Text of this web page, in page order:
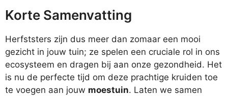
Korte Samenvatting
Herfststers zijn dus meer dan zomaar een mooi
gezicht in jouw tuin; ze spelen een cruciale rol in ons
ecosysteem en dragen bij aan onze gezondheid. Het
is nu de perfecte tijd om deze prachtige kruiden toe
te voegen aan jouw moestuin. Laten we samen